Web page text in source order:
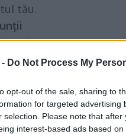
- Do Not Process My
opt-out of the sale, sharing to
for targeted
selection. Please note that
interest-based ads based
tău.
care va crea
din tema ta de nuntă.
care să le dai în loc de